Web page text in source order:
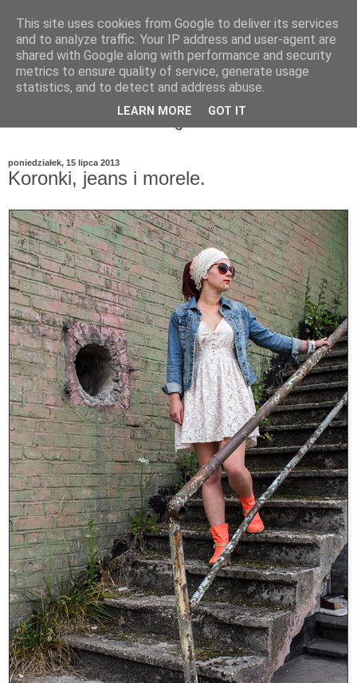
poniedziałek, 15 lipca 2013
Koronki, jeans i morele.
This site uses cookies from Google to deliver its services
and to analyze traffic. Your IP address and user-agent are
shared with Google along with performance and security
metrics to ensure quality of service, generate usage
statistics, and to detect and address abuse.
LEARN MORE GOT IT